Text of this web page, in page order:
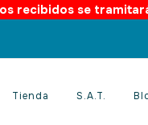
recibidos se
Tienda S.A.T.